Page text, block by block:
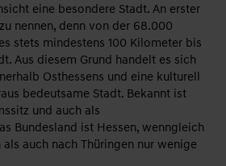
eine besondere Stadt. An erster
nennen, denn von der 68.000
stets mindestens 100 Kilometer bis
Aus diesem Grund handelt es sich
Osthessens und eine kulturell
bedeutsame Stadt. Bekannt ist
und auch als
Bundesland ist Hessen, wenngleich
auch nach Thüringen nur wenige